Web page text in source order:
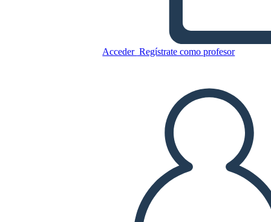
Acceder Regístrate como profesor
CREAR UN GUIÓN GRÁFICO
JUEGO DE DIAPOSITIVAS
LEERME